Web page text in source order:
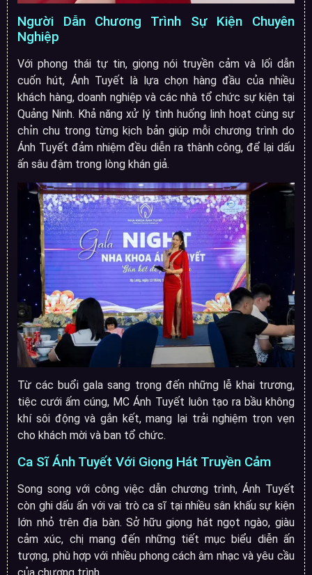
Người Dẫn Chương Trình Sự Kiện Chuyên
Nghiệp
Với phong thái tự tin, giọng nói truyền cảm và lối dẫn
cuốn hút, Ánh Tuyết là lựa chọn hàng đầu của nhiều
khách hàng, doanh nghiệp và các nhà tổ chức sự kiện tại
Quảng Ninh. Khả năng xử lý tình huống linh hoạt cùng sự
chỉn chu trong từng kịch bản giúp mỗi chương trình do
Ánh Tuyết đảm nhiệm đều diễn ra thành công, để lại dấu
ấn sâu đậm trong lòng khán giả.
Từ các buổi gala sang trọng đến những lễ khai trương,
tiệc cưới ấm cúng, MC Ánh Tuyết luôn tạo ra bầu không
khí sôi động và gắn kết, mang lại trải nghiệm trọn vẹn
cho khách mời và ban tổ chức.
Ca Sĩ Ánh Tuyết Với Giọng Hát Truyền Cảm
Song song với công việc dẫn chương trình, Ánh Tuyết
còn ghi dấu ấn với vai trò ca sĩ tại nhiều sân khấu sự kiện
lớn nhỏ trên địa bàn. Sở hữu giọng hát ngọt ngào, giàu
cảm xúc, chị mang đến những tiết mục biểu diễn ấn
tượng, phù hợp với nhiều phong cách âm nhạc và yêu cầu